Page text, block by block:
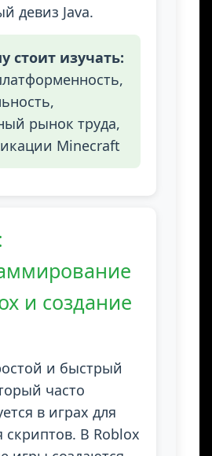
девиз Java.
стоит изучать:
рынок труда,
Minecraft
и создание
и быстрый
часто
в играх для
скриптов. В Roblox